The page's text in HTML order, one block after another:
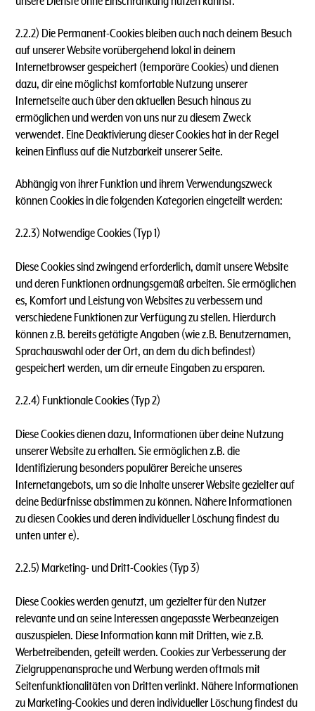
2.2.2) Die Permanent-Cookies bleiben auch nach deinem Besuch
auf unserer Website vorübergehend lokal in deinem
Internetbrowser gespeichert (temporäre Cookies) und dienen
dazu, dir eine möglichst komfortable Nutzung unserer
Internetseite auch über den aktuellen Besuch hinaus zu
ermöglichen und werden von uns nur zu diesem Zweck
verwendet. Eine Deaktivierung dieser Cookies hat in der Regel
keinen Einfluss auf die Nutzbarkeit unserer Seite.
Abhängig von ihrer Funktion und ihrem Verwendungszweck
können Cookies in die folgenden Kategorien eingeteilt werden:
2.2.3) Notwendige Cookies (Typ 1)
Diese Cookies sind zwingend erforderlich, damit unsere Website
und deren Funktionen ordnungsgemäß arbeiten. Sie ermöglichen
es, Komfort und Leistung von Websites zu verbessern und
verschiedene Funktionen zur Verfügung zu stellen. Hierdurch
können z.B. bereits getätigte Angaben (wie z.B. Benutzernamen,
Sprachauswahl oder der Ort, an dem du dich befindest)
gespeichert werden, um dir erneute Eingaben zu ersparen.
2.2.4) Funktionale Cookies (Typ 2)
Diese Cookies dienen dazu, Informationen über deine Nutzung
unserer Website zu erhalten. Sie ermöglichen z.B. die
Identifizierung besonders populärer Bereiche unseres
Internetangebots, um so die Inhalte unserer Website gezielter auf
deine Bedürfnisse abstimmen zu können. Nähere Informationen
zu diesen Cookies und deren individueller Löschung findest du
unten unter e).
2.2.5) Marketing- und Dritt-Cookies (Typ 3)
Diese Cookies werden genutzt, um gezielter für den Nutzer
relevante und an seine Interessen angepasste Werbeanzeigen
auszuspielen. Diese Information kann mit Dritten, wie z.B.
Werbetreibenden, geteilt werden. Cookies zur Verbesserung der
Zielgruppenansprache und Werbung werden oftmals mit
Seitenfunktionalitäten von Dritten verlinkt. Nähere Informationen
zu Marketing-Cookies und deren individueller Löschung findest du